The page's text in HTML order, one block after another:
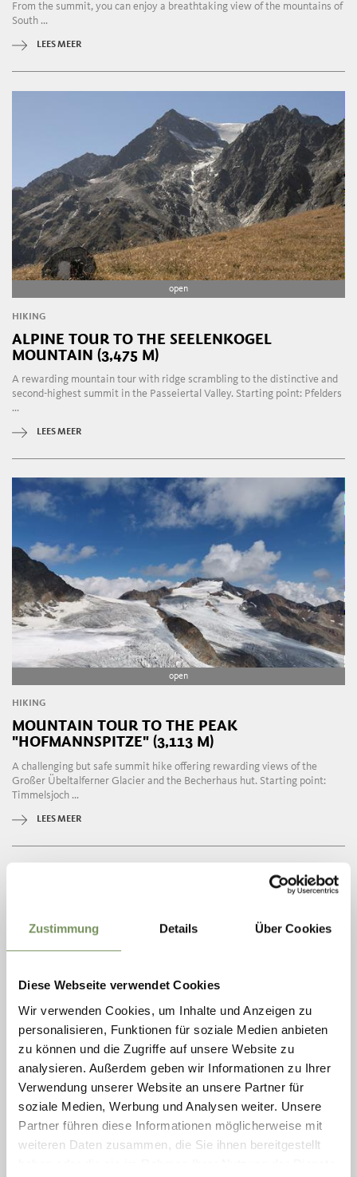
Zustimmung Details Über Cookies
Diese Webseite verwendet Cookies
Wir verwenden Cookies, um Inhalte und Anzeigen zu
personalisieren, Funktionen für soziale Medien anbieten
zu können und die Zugriffe auf unsere Website zu
analysieren. Außerdem geben wir Informationen zu Ihrer
Verwendung unserer Website an unsere Partner für
soziale Medien, Werbung und Analysen weiter. Unsere
Partner führen diese Informationen möglicherweise mit
weiteren Daten zusammen, die Sie ihnen bereitgestellt
From the summit, you can enjoy a breathtaking view of the mountains of
South ...
LEES MEER
open
HIKING
ALPINE TOUR TO THE SEELENKOGEL
MOUNTAIN (3,475 M)
A rewarding mountain tour with ridge scrambling to the distinctive and
second-highest summit in the Passeiertal Valley. Starting point: Pfelders
...
LEES MEER
open
HIKING
MOUNTAIN TOUR TO THE PEAK
"HOFMANNSPITZE" (3,113 M)
A challenging but safe summit hike offering rewarding views of the
Großer Übeltalferner Glacier and the Becherhaus hut. Starting point:
Timmelsjoch ...
LEES MEER
HIKING
MOUNTAIN TOUR TO THE PEAK "HOHE
WEISSE" (3,277 M)
Hiking on an exposed peak, with a steep climb For experienced,